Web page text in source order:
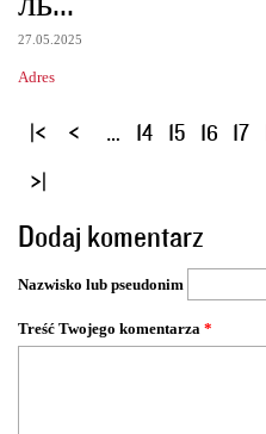
27.05.2025
Adres
S
o
n
y
… 14 15 16 17
Dodaj komentarz
Nazwisko lub pseudonim
Treść Twojego komentarza *